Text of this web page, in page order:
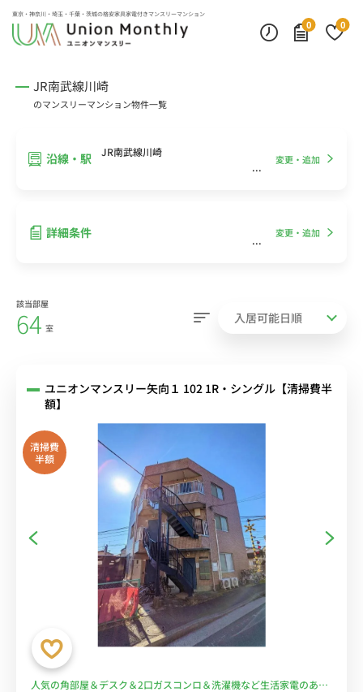
東京・神奈川・埼玉・千葉・茨城の格安家具家電付きマンスリーマンション
0
0
JR南武線川崎
のマンスリーマンション物件一覧
沿線・駅 JR南武線川崎
変更・追加
詳細条件 変更・追加
該当部屋
64 室
ユニオンマンスリー矢向１ 102 1R・シングル【清掃費半
額】
清掃費
半額
人気の角部屋＆デスク＆2口ガスコンロ＆洗濯機など生活家電のある